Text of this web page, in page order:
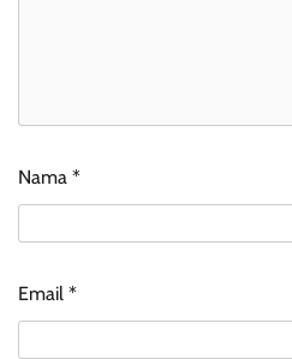
Nama *
Email *